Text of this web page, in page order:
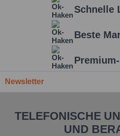
Schnelle
Beste
Newsletter
TELEFONISCHE
UND